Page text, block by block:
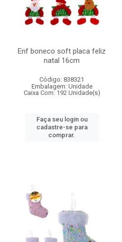
Enf boneco soft placa feliz
natal 16cm
Código: 838321
Embalagem: Unidade
Caixa Com: 192 Unidade(s)
Faça seu login ou
cadastre-se para
comprar.